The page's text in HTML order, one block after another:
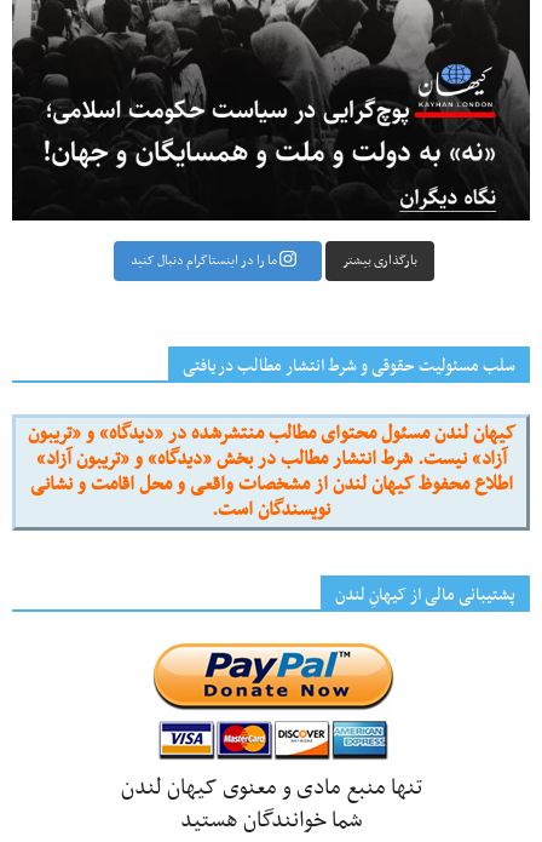
بارگذاری بیشتر ما را در اینستاگرام دنبال کنید
سلب مسئولیت حقوقی و شرط انتشار مطالب دریافتی
کیهان لندن مسئول محتوای مطالب منتشرشده در «دیدگاه» و «تریبون
آزاد» نیست. شرط انتشار مطالب در بخش «دیدگاه» و «تریبون آزاد»
اطلاع محفوظ کیهان لندن از مشخصات واقعی و محل اقامت و نشانی
نویسندگان است.
پشتیبانی مالی از کیهانِ لندن
تنها منبع مادی و معنوی کیهان لندن
شما خوانندگان هستید